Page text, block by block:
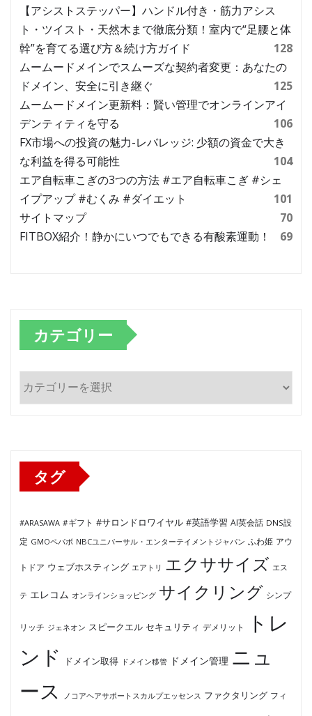
【アシストステッパー】ハンドル付き・筋力アシス
ト・ツイスト・天然木まで徹底分類！室内で“足腰と体
幹”を育てる選び方＆続け方ガイド
128
ムームードメインでスムーズな契約者変更：あなたの
ドメイン、安全に引き継ぐ
125
ムームードメイン更新料：賢い管理でオンラインアイ
デンティティを守る
106
FX市場への投資の魅力-レバレッジ: 少額の資金で大き
な利益を得る可能性
104
エア自転車こぎの3つの方法 #エア自転車こぎ #シェ
イプアップ #むくみ #ダイエット
101
サイトマップ
70
FITBOX紹介！静かにいつでもできる有酸素運動！
69
カテゴリー
カ
タグ
#ARASAWA #ギフト #サロンドロワイヤル #英語学習 AI英会話 DNS設
定 GMOペパボ NBCユニバーサル・エンターテイメントジャパン ふわ姫 アウ
トドア ウェブホスティング エアトリ エクササイズ エス
テ エレコム オンラインショッピング サイクリング シンプ
リッチ ジェネオン スピークエル セキュリティ デメリット
トレ
ンド
ドメイン取得 ドメイン移管 ドメイン管理 ニュ
ース
ノコアヘアサポートスカルプエッセンス ファクタリング フィ